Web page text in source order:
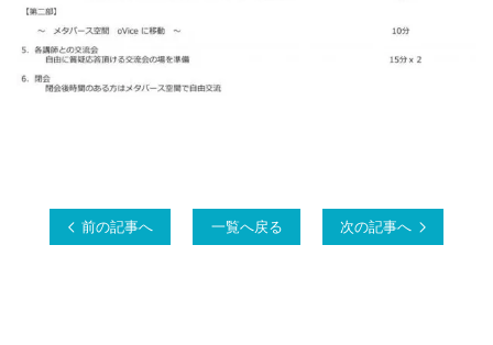
前の記事へ 一覧へ戻る 次の記事へ